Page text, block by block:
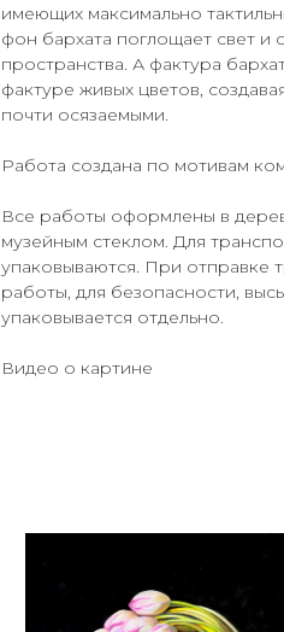
имеющих максимально
фон бархата поглощает свет и
пространства. А фактура
фактуре живых цветов,
почти осязаемыми.
Работа создана по мотивам
Все работы оформлены в
музейным стеклом. Для
упаковываются. При отправке
работы, для безопасности,
упаковывается отдельно.
Видео о картине